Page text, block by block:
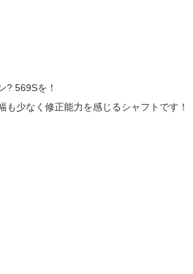
? 569Sを！
少なく修正能力を感じるシャフトです！